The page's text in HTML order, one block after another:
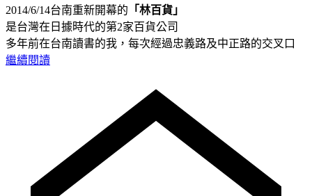
2014/6/14台南重新開幕的 「林百貨」
是台灣在日據時代的第2家百貨公司
多年前在台南讀書的我，每次經過忠義路及中正路的交叉口
繼續閱讀